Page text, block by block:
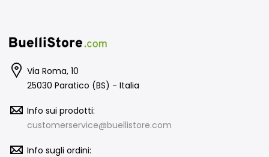
Via Roma, 10
25030 Paratico (BS) - Italia
Info sui prodotti:
customerservice@buellistore.com
Info sugli ordini: